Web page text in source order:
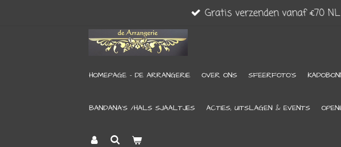
Gratis verzenden vanaf €70
HOMEPAGE - DE ARRANGERIE OVER ONS SFEERFOTO'S
BANDANA’S /HALS SJAALTJES ACTIES, UITSLAGEN & EVENTS